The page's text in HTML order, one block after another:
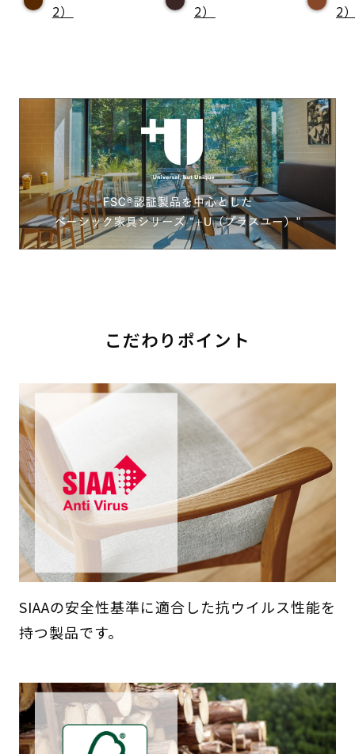
2）
2）
2
こだわりポイント
SIAAの安全性基準に適合した抗ウイルス性能を
持つ製品です。